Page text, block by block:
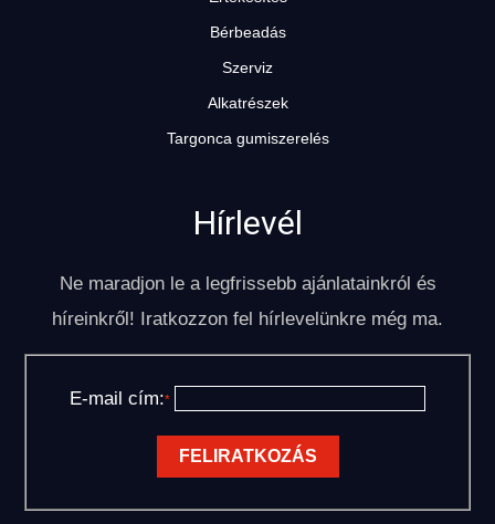
Bérbeadás
Szerviz
Alkatrészek
Targonca gumiszerelés
Hírlevél
Ne maradjon le a legfrissebb ajánlatainkról és
híreinkről! Iratkozzon fel hírlevelünkre még ma.
E-mail cím:*